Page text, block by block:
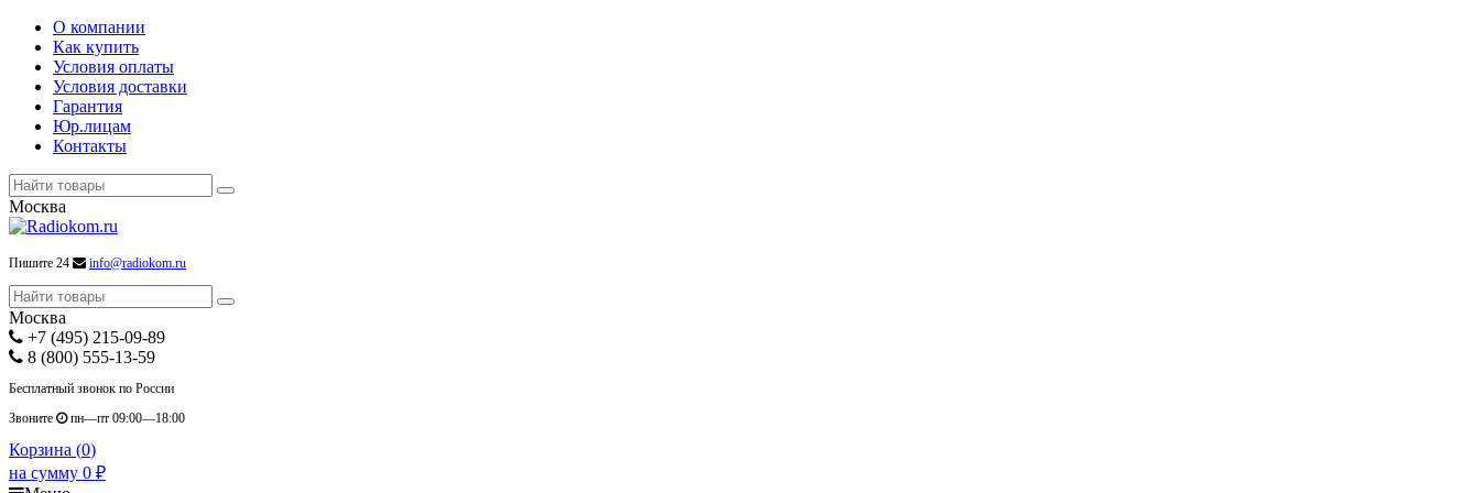
О компании
Как купить
Условия оплаты
Условия доставки
Гарантия
Юр.лицам
Контакты
Москва
Пишите 24 info@radiokom.ru
Москва
+7 (495) 215-09-89
8 (800) 555-13-59
Бесплатный звонок по России
Звоните
пн—пт 09:00—18:00
Корзина (0)
на сумму 0 ₽